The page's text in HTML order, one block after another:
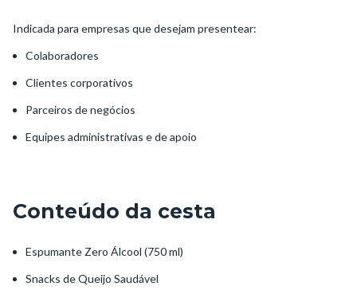
Indicada para empresas que desejam presentear:
Colaboradores
Clientes corporativos
Parceiros de negócios
Equipes administrativas e de apoio
Conteúdo da cesta
Espumante Zero Álcool (750 ml)
Snacks de Queijo Saudável